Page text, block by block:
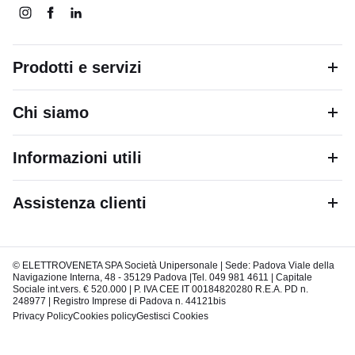
Prodotti e servizi
Chi siamo
Informazioni utili
Assistenza clienti
© ELETTROVENETA SPA Società Unipersonale | Sede: Padova Viale della
Navigazione Interna, 48 - 35129 Padova |Tel. 049 981 4611 | Capitale
Sociale int.vers. € 520.000 | P. IVA CEE IT 00184820280 R.E.A. PD n.
248977 | Registro Imprese di Padova n. 44121bis
Privacy PolicyCookies policyGestisci Cookies